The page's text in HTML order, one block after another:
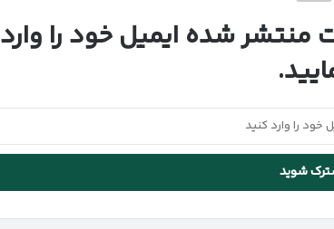
منتشر شده ایمیل خود را وارد